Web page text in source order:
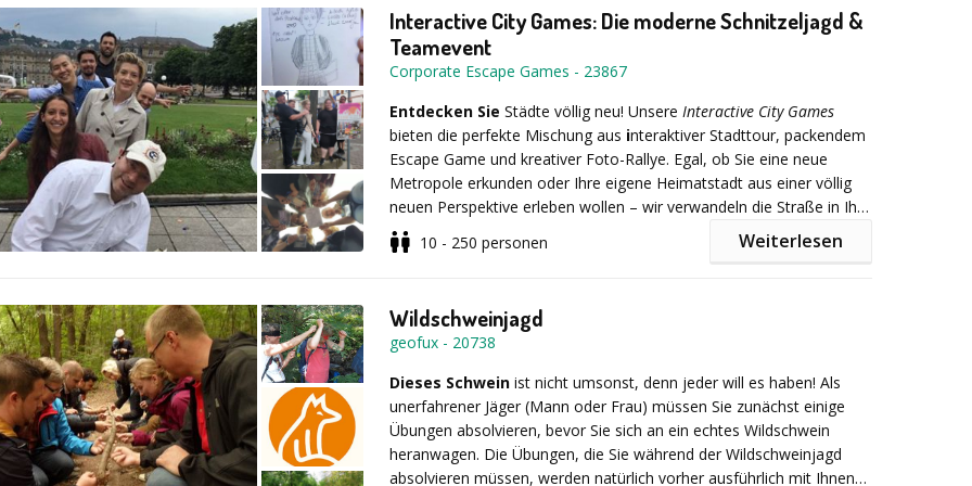
- Dauer: 2-3 Stunden (flexibel anpassbar)
Preis
ab 1.650,00 EUR für bis zu 20 Gäste (jeder weitere Gast 79,00 EUR)
Interactive City Games: Die moderne Schnitzeljagd &
Teamevent
Corporate Escape Games - 23867
Entdecken Sie Städte völlig neu! Unsere Interactive City Games
bieten die perfekte Mischung aus interaktiver Stadttour, packendem
Escape Game und kreativer Foto-Rallye. Egal, ob Sie eine neue
Metropole erkunden oder Ihre eigene Heimatstadt aus einer völlig
neuen Perspektive erleben wollen – wir verwandeln die Straße in Ihr
Spielfeld.
und der Dynamik eines Teamspiels. Entdecken Sie verborgene
Schätze, erfahren Sie faszinierende Geschichten und stärken Sie
ganz nebenbei den Teamgeist.
Warum unsere City Escape Games das perfekte Erlebnis
sind:
10 - 250 personen Weiterlesen
Wildschweinjagd
geofux - 20738
Dieses Schwein ist nicht umsonst, denn jeder will es haben! Als
unerfahrener Jäger (Mann oder Frau) müssen Sie zunächst einige
Übungen absolvieren, bevor Sie sich an ein echtes Wildschwein
heranwagen. Die Übungen, die Sie während der Wildschweinjagd
absolvieren müssen, werden natürlich vorher ausführlich mit Ihnen